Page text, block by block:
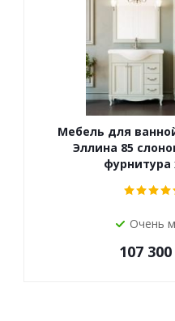
Мебель для
Эллина 85
фурнитура
Очень
107 300